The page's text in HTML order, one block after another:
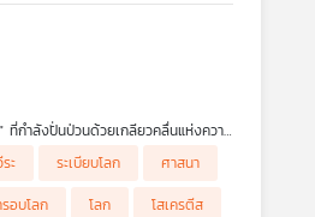
กำลังปั่นป่วนด้วยเกลียวคลื่นแห่งความ
อริสโตเติล, ขงจื๊อ, เหล่าจื๊อ, มหาวีระ
วกราก เราจะได้ยินมหาบุรุษเหล่านี้
ะ ระเบียบโลก
ศาสนา
รอบโลก โลก โสเครตีส